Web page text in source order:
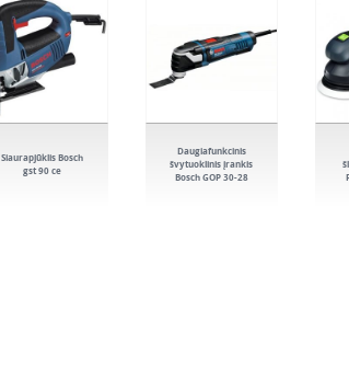
Siaurapjūklis Bosch
gst 90 ce
Daugiafunkcinis
švytuoklinis įrankis
Bosch GOP 30-28